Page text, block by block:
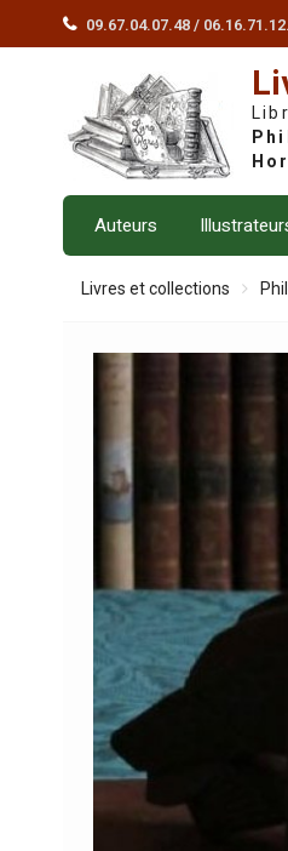
09.67.04.07.48 /
Auteurs
Livres et collections